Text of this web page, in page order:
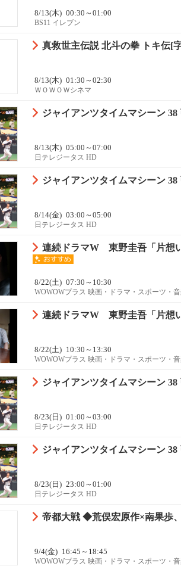
8/13(木) 00:30～01:00
BS11 イレブン
真救世主伝説 北斗の拳 トキ伝[
8/13(木) 01:30～02:30
ＷＯＷＯＷシネマ
ジャイアンツタイムマシーン
8/13(木) 05:00～07:00
日テレジータス HD
ジャイアンツタイムマシーン
8/14(金) 03:00～05:00
日テレジータス HD
連続ドラマW 東野圭吾「片想
8/22(土) 07:30～10:30
WOWOWプラス 映画・ドラマ・スポーツ・
連続ドラマW 東野圭吾「片想
8/22(土) 10:30～13:30
WOWOWプラス 映画・ドラマ・スポーツ・
ジャイアンツタイムマシーン
8/23(日) 01:00～03:00
日テレジータス HD
ジャイアンツタイムマシーン
8/23(日) 23:00～01:00
日テレジータス HD
帝都大戦 ◆荒俣宏原作×南果歩
9/4(金) 16:45～18:45
WOWOWプラス 映画・ドラマ・スポーツ・